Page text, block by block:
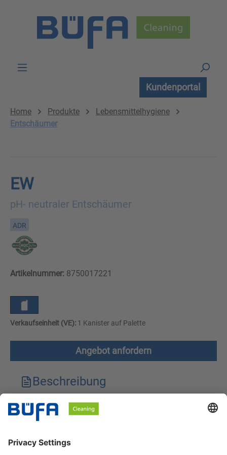
Kundenportal
Home Produkte
Lebensmittelhygiene
Entschäumer
EW
pH- neutraler Entschäumer
ADR
Artikelnummer: 8750017221
Verkaufseinheit (VE): 1 Kanister auf Palette
Angebot anfordern
Beschreibung
Technische Merkmale
Sicherheitshinweise